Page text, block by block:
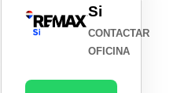
Si
CONTACTAR
OFICINA